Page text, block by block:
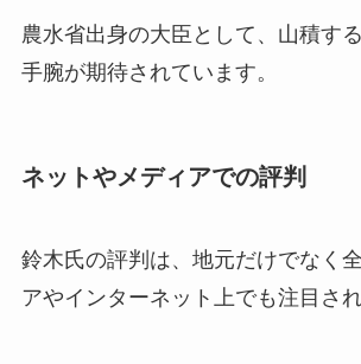
農水省出身の大臣として、山積す
手腕が期待されています。
ネットやメディアでの評判
鈴木氏の評判は、地元だけでなく
アやインターネット上でも注目され